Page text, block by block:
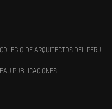
COLEGIO DE ARQUITECTOS DEL PERÚ
FAU PUBLICACIONES